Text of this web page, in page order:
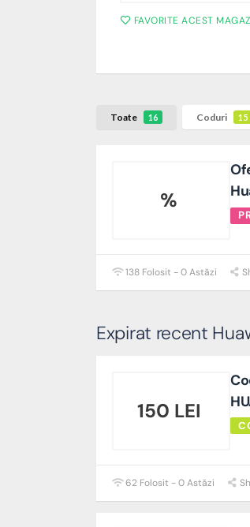
FAVORITE ACEST
Toate 16 Coduri 15
%
138 Folosit - 0 Astăzi
Expirat recent
150 LEI
62 Folosit - 0 Astăzi